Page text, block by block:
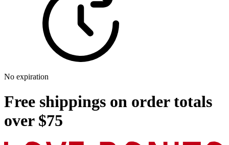
No expiration
Free shippings on order totals
over $75